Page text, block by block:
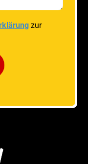
zur